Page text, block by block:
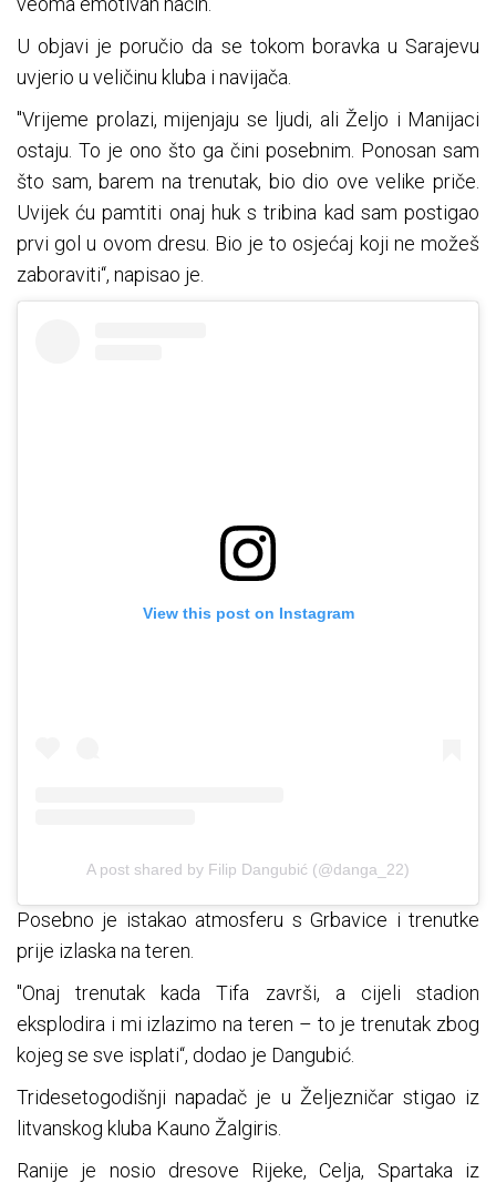
U objavi je poručio da se tokom boravka u Sarajevu
uvjerio u veličinu kluba i navijača.
"Vrijeme prolazi, mijenjaju se ljudi, ali Željo i Manijaci
ostaju. To je ono što ga čini posebnim. Ponosan sam
što sam, barem na trenutak, bio dio ove velike priče.
Uvijek ću pamtiti onaj huk s tribina kad sam postigao
prvi gol u ovom dresu. Bio je to osjećaj koji ne možeš
zaboraviti“, napisao je.
View this post on Instagram
A post shared by Filip Dangubić (@danga_22)
Posebno je istakao atmosferu s Grbavice i trenutke
prije izlaska na teren.
"Onaj trenutak kada Tifa završi, a cijeli stadion
eksplodira i mi izlazimo na teren – to je trenutak zbog
kojeg se sve isplati“, dodao je Dangubić.
Tridesetogodišnji napadač je u Željezničar stigao iz
litvanskog kluba Kauno Žalgiris.
Ranije je nosio dresove Rijeke, Celja, Spartaka iz